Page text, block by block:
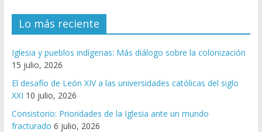
Lo más reciente
Iglesia y pueblos indígenas: Más diálogo sobre la colonización
15 julio, 2026
El desafío de León XIV a las universidades católicas del siglo
XXI 10 julio, 2026
Consistorio: Prioridades de la Iglesia ante un mundo
fracturado 6 julio, 2026